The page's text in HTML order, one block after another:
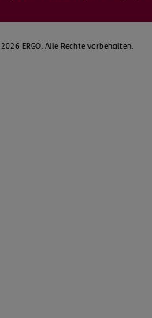
2026 ERGO. Alle Rechte vorbehalten.